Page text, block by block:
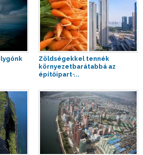
Zöldségekkel tennék
környezetbarátabbá az
építőipart ̵...